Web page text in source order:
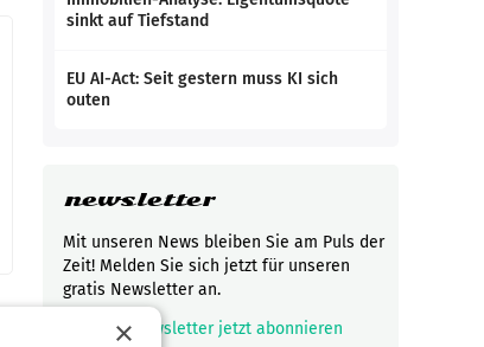
sinkt auf Tiefstand
EU AI-Act: Seit gestern muss KI sich
outen
newsletter
Mit unseren News bleiben Sie am Puls der
Zeit! Melden Sie sich jetzt für unseren
gratis Newsletter an.
mark_email_read Newsletter jetzt abonnieren
×